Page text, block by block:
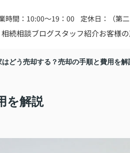
時間：10:00～19：00 定休日：（第
続相談ブログスタッフ紹介お客様
はどう売却する？売却の手順と費用を解
を解説